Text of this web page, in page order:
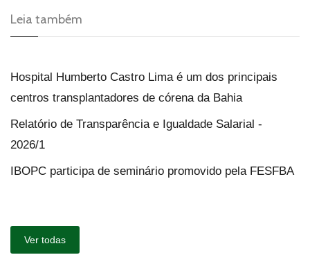
Leia também
Hospital Humberto Castro Lima é um dos principais
centros transplantadores de córena da Bahia
Relatório de Transparência e Igualdade Salarial -
2026/1
IBOPC participa de seminário promovido pela FESFBA
Ver todas